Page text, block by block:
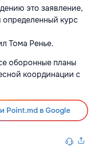
это заявление,
определенный курс
Тома Ренье.
оборонные планы
координации с
Point.md в Google